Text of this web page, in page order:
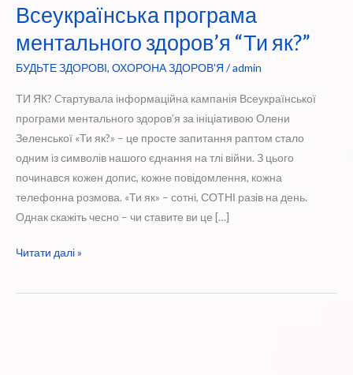
Всеукраїнська програма
ментального здоров’я “Ти як?”
БУДЬТЕ ЗДОРОВІ, ОХОРОНА ЗДОРОВ'Я /admin
ТИ ЯК? Cтартувала інформаційна кампанія Всеукраїнської
програми ментального здоров’я за ініціативою Олени
Зеленської «Ти як?» – це просте запитання раптом стало
одним із символів нашого єднання на тлі війни. З цього
починався кожен допис, кожне повідомлення, кожна
телефонна розмова. «Ти як» – сотні, СОТНІ разів на день.
Однак скажіть чесно – чи ставите ви це […]
Всеукраїнська
ментального
Читати далі »